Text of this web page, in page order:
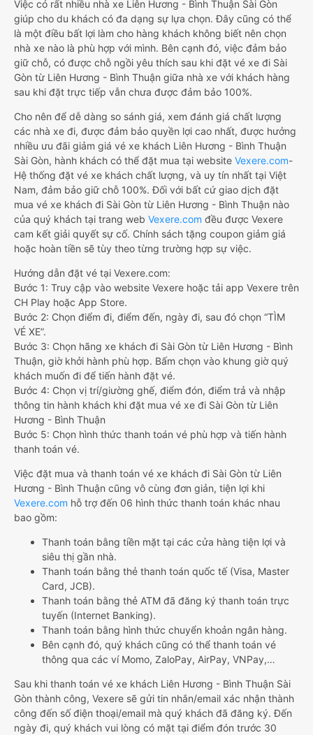
Việc có rất nhiều nhà xe Liên Hương - Bình Thuận Sài Gòn
giúp cho du khách có đa dạng sự lựa chọn. Đây cũng có thể
là một điều bất lợi làm cho hàng khách không biết nên chọn
nhà xe nào là phù hợp với mình. Bên cạnh đó, việc đảm bảo
giữ chỗ, có được chỗ ngồi yêu thích sau khi đặt vé xe đi Sài
Gòn từ Liên Hương - Bình Thuận giữa nhà xe với khách hàng
sau khi đặt trực tiếp vẫn chưa được đảm bảo 100%.
Cho nên để dễ dàng so sánh giá, xem đánh giá chất lượng
các nhà xe đi, được đảm bảo quyền lợi cao nhất, được hưởng
nhiều ưu đãi giảm giá vé xe khách Liên Hương - Bình Thuận
Sài Gòn, hành khách có thể đặt mua tại website Vexere.com-
Hệ thống đặt vé xe khách chất lượng, và uy tín nhất tại Việt
Nam, đảm bảo giữ chỗ 100%. Đối với bất cứ giao dịch đặt
mua vé xe khách đi Sài Gòn từ Liên Hương - Bình Thuận nào
của quý khách tại trang web Vexere.com đều được Vexere
cam kết giải quyết sự cố. Chính sách tặng coupon giảm giá
hoặc hoàn tiền sẽ tùy theo từng trường hợp sự việc.
Hướng dẫn đặt vé tại Vexere.com:
Bước 1: Truy cập vào website Vexere hoặc tải app Vexere trên
CH Play hoặc App Store.
Bước 2: Chọn điểm đi, điểm đến, ngày đi, sau đó chọn “TÌM
VÉ XE”.
Bước 3: Chọn hãng xe khách đi Sài Gòn từ Liên Hương - Bình
Thuận, giờ khởi hành phù hợp. Bấm chọn vào khung giờ quý
khách muốn đi để tiến hành đặt vé.
Bước 4: Chọn vị trí/giường ghế, điểm đón, điểm trả và nhập
thông tin hành khách khi đặt mua vé xe đi Sài Gòn từ Liên
Hương - Bình Thuận
Bước 5: Chọn hình thức thanh toán vé phù hợp và tiến hành
thanh toán vé.
Việc đặt mua và thanh toán vé xe khách đi Sài Gòn từ Liên
Hương - Bình Thuận cũng vô cùng đơn giản, tiện lợi khi
Vexere.com hỗ trợ đến 06 hình thức thanh toán khác nhau
bao gồm:
Thanh toán bằng tiền mặt tại các cửa hàng tiện lợi và
siêu thị gần nhà.
Thanh toán bằng thẻ thanh toán quốc tế (Visa, Master
Card, JCB).
Thanh toán bằng thẻ ATM đã đăng ký thanh toán trực
tuyến (Internet Banking).
Thanh toán bằng hình thức chuyển khoản ngân hàng.
Bên cạnh đó, quý khách cũng có thể thanh toán vé
thông qua các ví Momo, ZaloPay, AirPay, VNPay,…
Sau khi thanh toán vé xe khách Liên Hương - Bình Thuận Sài
Gòn thành công, Vexere sẽ gửi tin nhắn/email xác nhận thành
công đến số điện thoại/email mà quý khách đã đăng ký. Đến
ngày đi, quý khách vui lòng có mặt tại điểm đón trước 30